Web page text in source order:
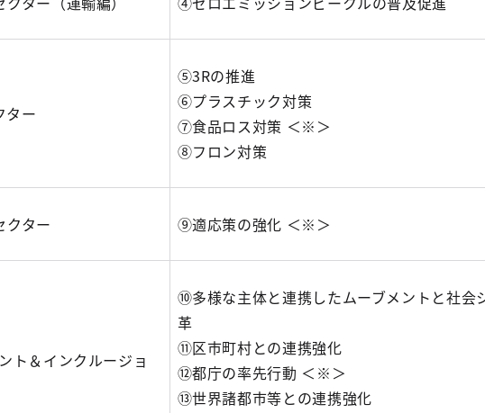
ター
⑤3Rの推進
⑥プラスチック対策
⑦食品ロス対策 ＜※＞
⑧フロン対策
クター ⑨適応策の強化 ＜※＞
ト＆インクルージョ
⑩多様な主体と連携したムーブメントと社会
革
⑪区市町村との連携強化
⑫都庁の率先行動 ＜※＞
⑬世界諸都市等との連携強化